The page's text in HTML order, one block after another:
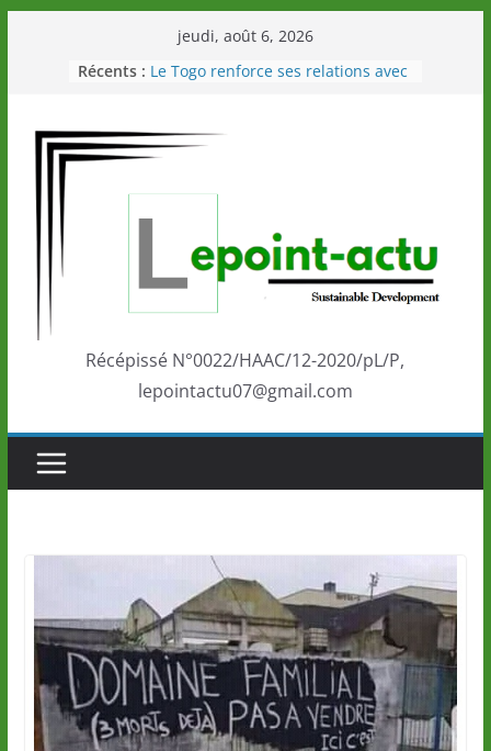
jeudi, août 6, 2026
Récents : Le Togo renforce ses relations avec
Éléphants en Côte d’Ivoire
LOTO DETENTE”, un nouveau tirage
marque de confiance au Togo sur
la scène internationale au-delà des
performances de ses athlètes
Togo: Que retenir de la politique
éducation et de l’ambition de
Récépissé N°0022/HAAC/12-2020/pL/P,
lepointactu07@gmail.com